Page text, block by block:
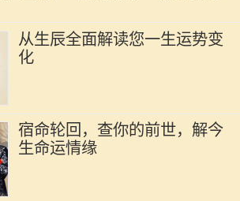
从生辰全面解读您一生运势变
化
宿命轮回，查你的前世，解今
生命运情缘